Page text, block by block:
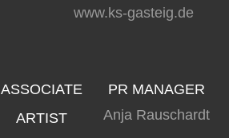
www.ks-gasteig.de
ASSOCIATE
ARTIST
PR MANAGER
Anja Rauschardt